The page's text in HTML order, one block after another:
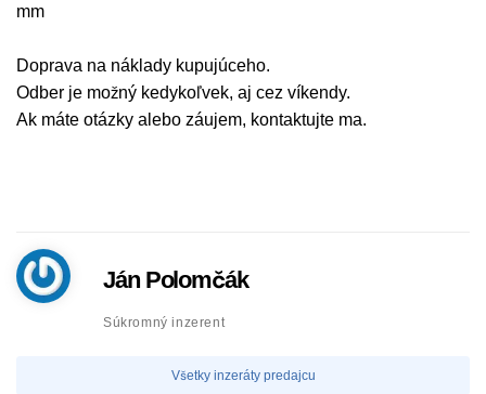
mm
Doprava na náklady kupujúceho.
Odber je možný kedykoľvek, aj cez víkendy.
Ak máte otázky alebo záujem, kontaktujte ma.
Ján Polomčák
Súkromný inzerent
Všetky inzeráty predajcu